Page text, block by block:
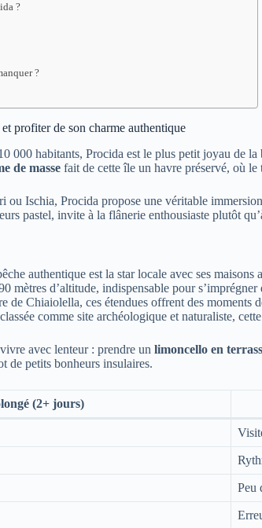
?
?
profiter de son charme authentique
000 habitants, Procida est le plus petit joyau de
de masse fait de cette île un havre préservé, où le
Ischia, Procida propose une véritable
pastel, invite à la flânerie enthousiaste plutôt
authentique est la star locale avec ses
mètres d’altitude, indispensable pour
de Chiaiolella, ces étendues offrent des moments
comme site archéologique et naturaliste,
avec lenteur : prendre un limoncello en
de petits bonheurs insulaires.
(2+ jours)
Peu